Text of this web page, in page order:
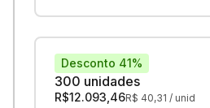
300 unidades
Desconto 41%
R$12.093,46R$ 40,31 / unid